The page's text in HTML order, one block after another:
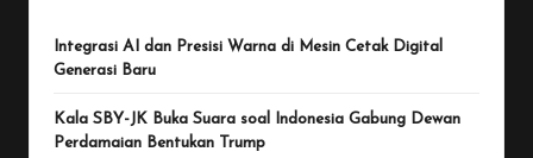
Integrasi AI dan Presisi Warna di Mesin Cetak Digital
Generasi Baru
Kala SBY-JK Buka Suara soal Indonesia Gabung Dewan
Perdamaian Bentukan Trump